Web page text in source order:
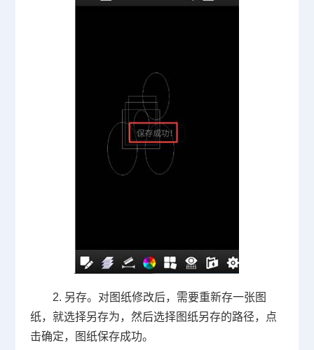
2. 另存。对图纸修改后，需要重新存一张图
纸，就选择另存为，然后选择图纸另存的路径，点
击确定，图纸保存成功。